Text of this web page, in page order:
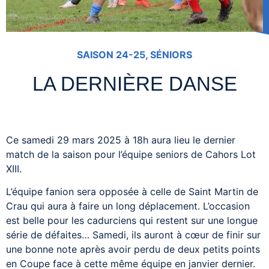
SAISON 24-25, SÉNIORS
LA DERNIÈRE DANSE
Ce samedi 29 mars 2025 à 18h aura lieu le dernier
match de la saison pour l’équipe seniors de Cahors Lot
XIII.
L’équipe fanion sera opposée à celle de Saint Martin de
Crau qui aura à faire un long déplacement. L’occasion
est belle pour les cadurciens qui restent sur une longue
série de défaites… Samedi, ils auront à cœur de finir sur
une bonne note après avoir perdu de deux petits points
en Coupe face à cette même équipe en janvier dernier.